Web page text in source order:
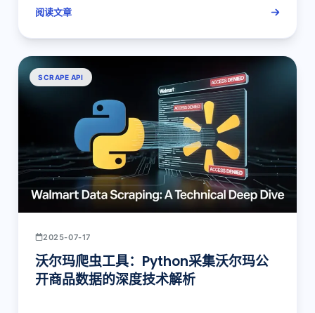
阅读文章
SCRAPE API
2025-07-17
沃尔玛爬虫工具：Python采集沃尔玛公
开商品数据的深度技术解析